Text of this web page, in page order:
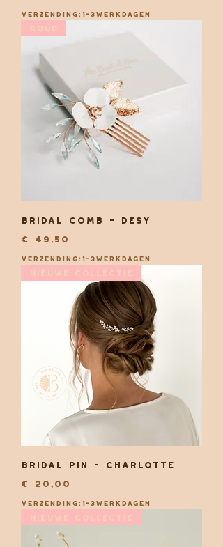
Verzending:1-3werkdagen
Goud
Bridal comb - Desy
Prijs
€ 49,50
Verzending:1-3werkdagen
Nieuwe collectie
Bridal pin - Charlotte
Prijs
€ 20,00
Verzending:1-3werkdagen
Nieuwe collectie